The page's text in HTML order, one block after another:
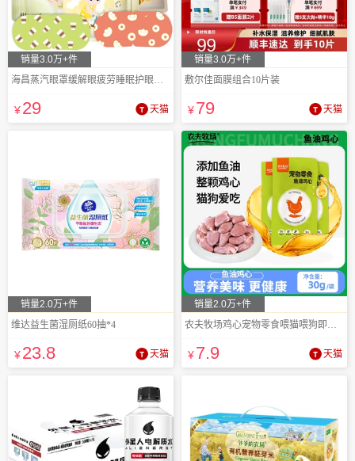
销量3.0万+件
海昌蒸汽眼罩缓解眼疲劳睡眠护眼遮光热敷罩
¥29 天猫
销量3.0万+件
敷尔佳面膜组合10片装
¥79 天猫
销量2.0万+件
维达益生菌湿厕纸60抽*4
¥23.8 天猫
销量2.0万+件
农夫牧场鸡心宠物零食喂猫喂狗即食30克8袋
¥7.9 天猫